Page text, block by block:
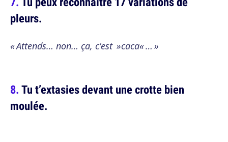
pleurs.
« Attends… non… ça, c'est »caca« … »
Tu t’extasies devant une crotte bien
moulée.